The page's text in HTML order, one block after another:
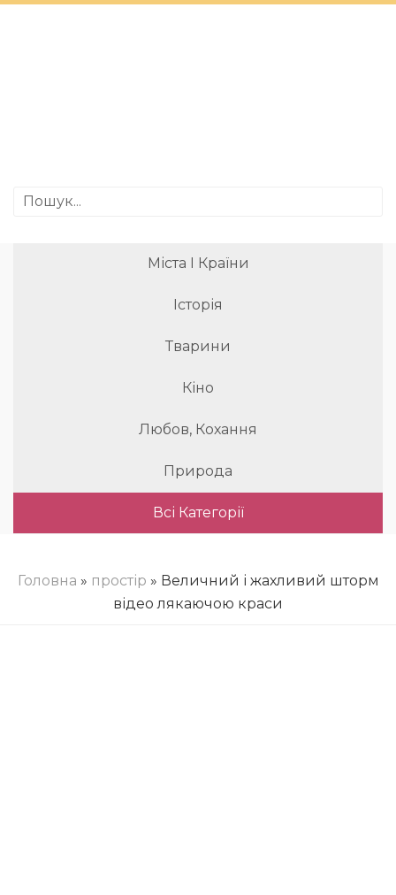
Міста І Країни
Історія
Тварини
Кіно
Любов, Кохання
Природа
Всі Категорії
Головна » простір » Величний і жахливий шторм
відео лякаючою краси